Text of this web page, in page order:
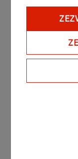
Zgłoszenia
Dyrektor Biura
S.A.
„DO RĄK
ul. Chemików 7,